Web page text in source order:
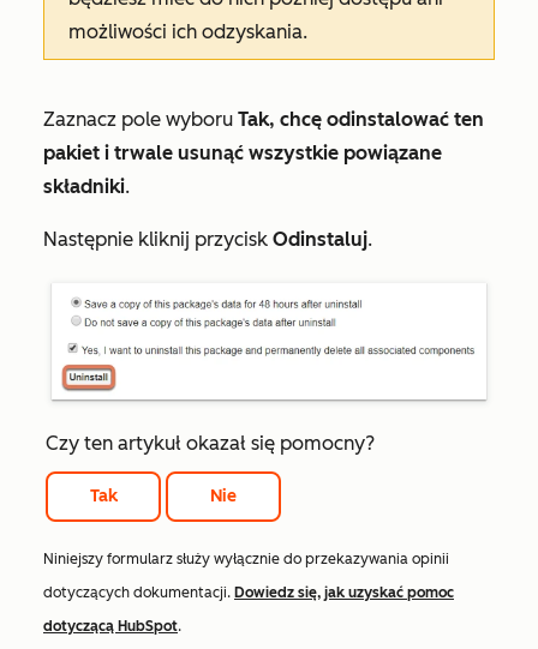
możliwości ich odzyskania.
Zaznacz pole wyboru Tak, chcę odinstalować ten
pakiet i trwale usunąć wszystkie powiązane
składniki.
Następnie kliknij przycisk Odinstaluj.
Czy ten artykuł okazał się pomocny?
Tak Nie
Niniejszy formularz służy wyłącznie do przekazywania opinii
dotyczących dokumentacji. Dowiedz się, jak uzyskać pomoc
dotyczącą HubSpot.